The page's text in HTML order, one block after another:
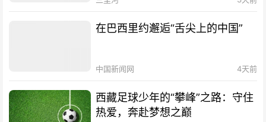
在巴西里约邂逅“舌尖上的中国”
中国新闻网 4天前
西藏足球少年的“攀峰”之路：守住
热爱，奔赴梦想之巅